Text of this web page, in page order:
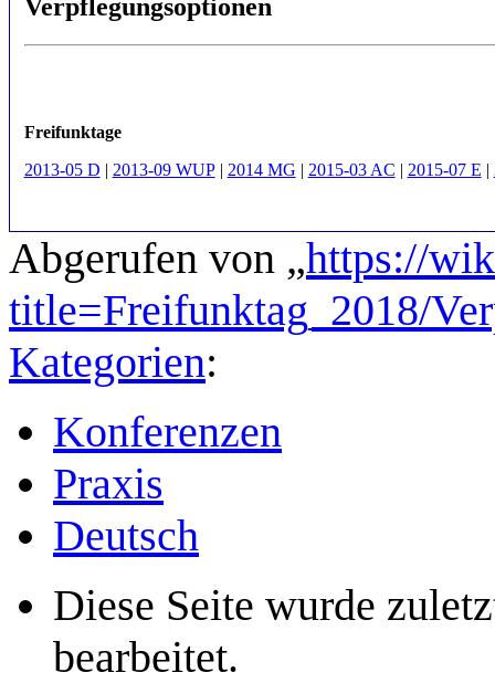
Verpflegungsoptionen
Freifunktage
2013-05 D | 2013-09 WUP| 2014 MG | 2015-03 AC | 2015-07 E |
Abgerufen von „https://
title=Freifunktag_2018/
Kategorien:
Konferenzen
Praxis
Deutsch
Diese Seite wurde
bearbeitet.